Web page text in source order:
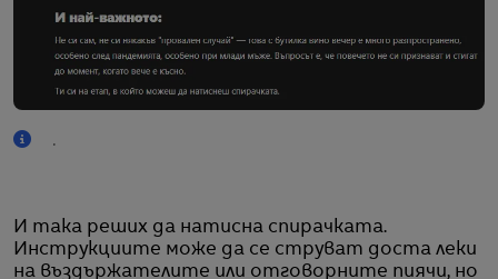
.
И така реших да натисна спирачката.
Инструкциите може да се струват доста леки
на въздържателите или отговорните пиячи, но